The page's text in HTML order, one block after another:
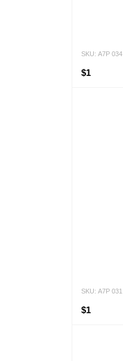
SKU: А7Р 034
$1
SKU: А7Р 031
$1